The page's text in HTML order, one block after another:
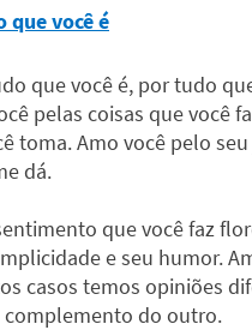
que você é
que você é, por tudo
pelas coisas que você
toma. Amo você pelo
dá.
que você faz
e seu humor.
casos temos opiniões
complemento do outro.